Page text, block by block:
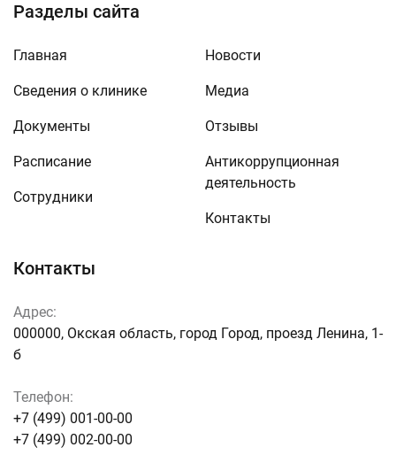
Контакты
Адрес:
000000, Окская область, город Город, проезд Ленина, 1-
б
Телефон:
+7 (499) 001-00-00
+7 (499) 002-00-00
Разделы сайта
Главная
Сведения о клинике
Документы
Расписание
Сотрудники
Новости
Медиа
Отзывы
Антикоррупционная
деятельность
Контакты